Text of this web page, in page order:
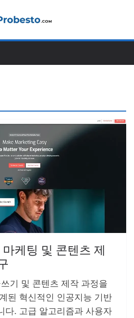
케팅 및 콘텐츠 제
기 및 콘텐츠 제작 과정을
된 혁신적인 인공지능 기반
다. 고급 알고리즘과 사용자